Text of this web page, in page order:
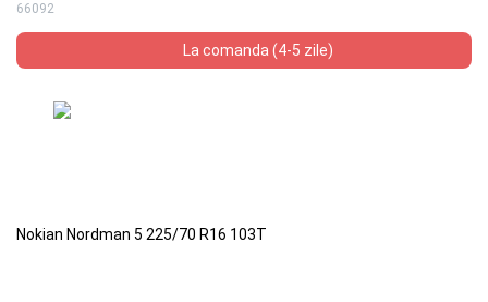
66092
La comanda (4-5 zile)
Nokian Nordman 5 225/70 R16 103T